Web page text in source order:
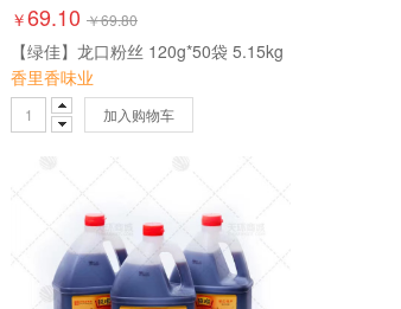
￥69.10 ￥69.80
【绿佳】龙口粉丝 120g*50袋 5.15kg
香里香味业
加入购物车